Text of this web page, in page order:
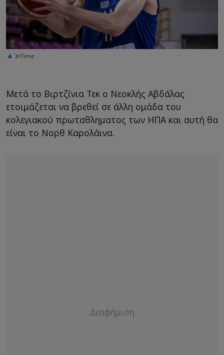
InTime
Μετά το Βιρτζίνια Τεκ ο Νεοκλής Αβδάλας
ετοιμάζεται να βρεθεί σε άλλη ομάδα του
κολεγιακού πρωταθληματος των ΗΠΑ και αυτή θα
είναι το Νορθ Καρολάινα.